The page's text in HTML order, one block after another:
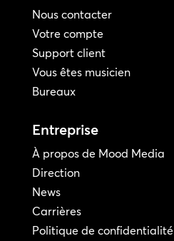
Nous contacter
Votre compte
Support client
Vous êtes musicien
Bureaux
Entreprise
À propos de Mood Media
Direction
News
Carrières
Politique de confidentialité